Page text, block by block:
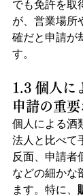
でも免許を取
が、営業場所
確だと申請が
す。
1.3 個人に
申請の重要
個人による酒
法人と比べて
反面、申請者
などの細かな
ます。特に、